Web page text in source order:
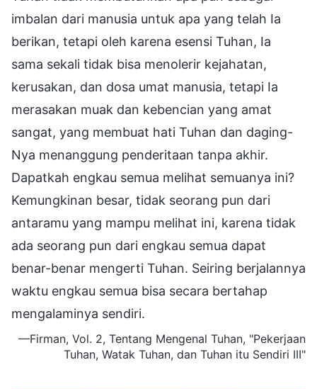
imbalan dari manusia untuk apa yang telah Ia
berikan, tetapi oleh karena esensi Tuhan, Ia
sama sekali tidak bisa menolerir kejahatan,
kerusakan, dan dosa umat manusia, tetapi Ia
merasakan muak dan kebencian yang amat
sangat, yang membuat hati Tuhan dan daging-
Nya menanggung penderitaan tanpa akhir.
Dapatkah engkau semua melihat semuanya ini?
Kemungkinan besar, tidak seorang pun dari
antaramu yang mampu melihat ini, karena tidak
ada seorang pun dari engkau semua dapat
benar-benar mengerti Tuhan. Seiring berjalannya
waktu engkau semua bisa secara bertahap
mengalaminya sendiri.
—Firman, Vol. 2, Tentang Mengenal Tuhan, "Pekerjaan
Tuhan, Watak Tuhan, dan Tuhan itu Sendiri III"